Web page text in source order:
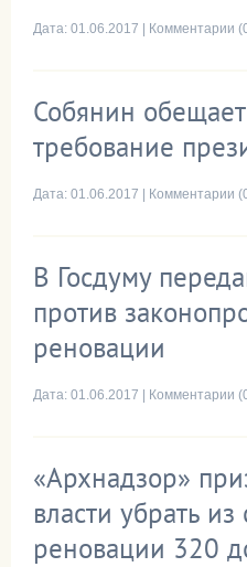
Дата: 01.06.2017 Комментарии
Собянин
требование
Дата: 01.06.2017 Комментарии
В Госдуму
против
реновации
Дата: 01.06.2017 Комментарии
«Архнадзор»
власти убрать из
реновации 320